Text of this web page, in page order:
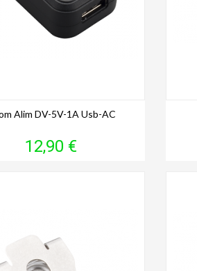
Alim DV-5V-1A Usb-AC
Prix
12,90 €